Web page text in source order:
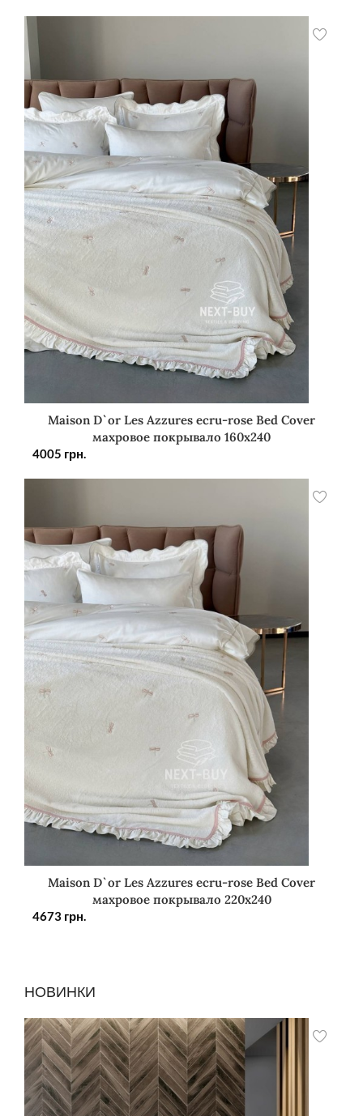
Maison D`or Les Azzures ecru-rose Bed Cover
махровое покрывало 160х240
4005 грн.
Maison D`or Les Azzures ecru-rose Bed Cover
махровое покрывало 220х240
4673 грн.
НОВИНКИ